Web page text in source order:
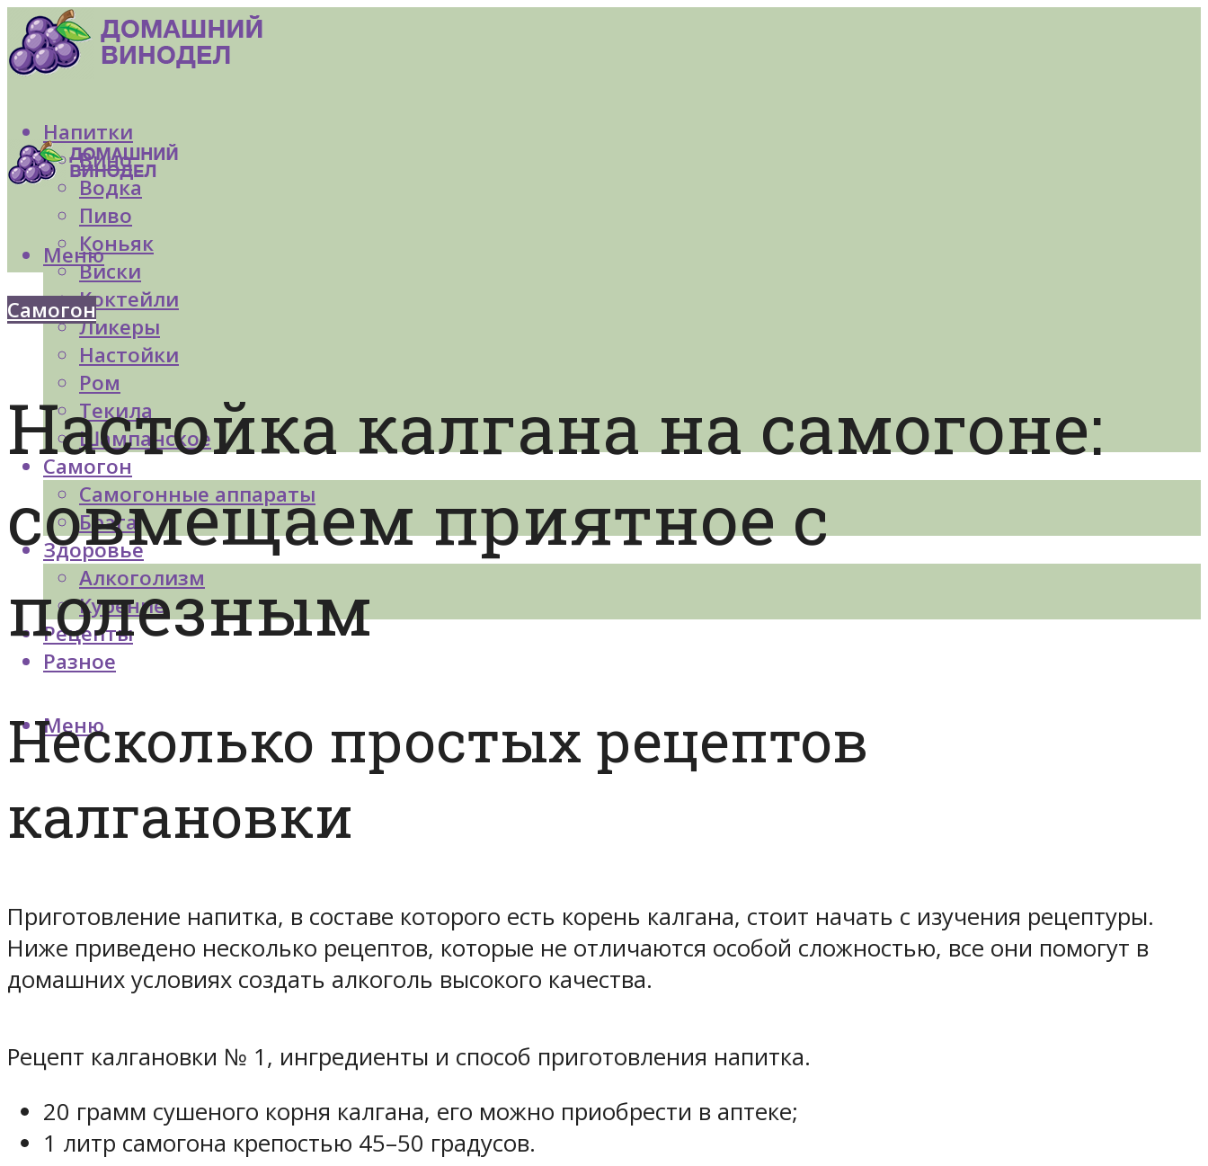
Напитки
Вино
Водка
Пиво
Коньяк
Виски
Коктейли
Ликеры
Настойки
Ром
Текила
Шампанское
Самогон
Самогонные аппараты
Брага
Здоровье
Алкоголизм
Курение
Рецепты
Разное
Меню
Меню
Самогон
Настойка калгана на самогоне:
совмещаем приятное с
полезным
Несколько простых рецептов
калгановки
Приготовление напитка, в составе которого есть корень калгана, стоит начать с изучения рецептуры.
Ниже приведено несколько рецептов, которые не отличаются особой сложностью, все они помогут в
домашних условиях создать алкоголь высокого качества.
Рецепт калгановки № 1, ингредиенты и способ приготовления напитка.
20 грамм сушеного корня калгана, его можно приобрести в аптеке;
1 литр самогона крепостью 45–50 градусов.